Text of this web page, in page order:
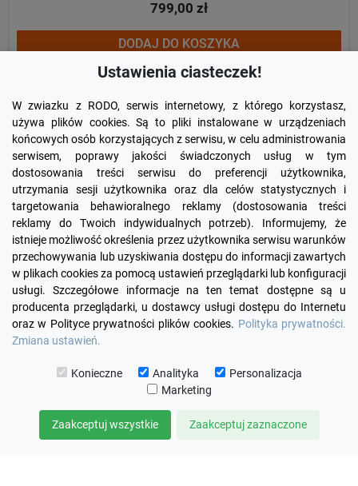
799,00 zł
DODAJ DO KOSZYKA
FacebookYouTubePinterest
Ustawienia ciasteczek!
W zwiazku z RODO, serwis internetowy, z którego korzystasz,
używa plików cookies. Są to pliki instalowane w urządzeniach
końcowych osób korzystających z serwisu, w celu administrowania
serwisem, poprawy jakości świadczonych usług w tym
dostosowania treści serwisu do preferencji użytkownika,
utrzymania sesji użytkownika oraz dla celów statystycznych i
targetowania behawioralnego reklamy (dostosowania treści
reklamy do Twoich indywidualnych potrzeb). Informujemy, że
istnieje możliwość określenia przez użytkownika serwisu warunków
przechowywania lub uzyskiwania dostępu do informacji zawartych
w plikach cookies za pomocą ustawień przeglądarki lub konfiguracji
usługi. Szczegółowe informacje na ten temat dostępne są u
producenta przeglądarki, u dostawcy usługi dostępu do Internetu
oraz w Polityce prywatności plików cookies. Polityka prywatności.
Zmiana ustawień.
Konieczne Analityka
Personalizacja
Marketing
Zaakceptuj wszystkie Zaakceptuj zaznaczone
PRODUKTY 
INFORMACJE 